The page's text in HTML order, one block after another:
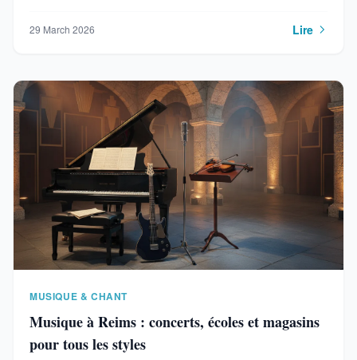
29 March 2026 Lire
MUSIQUE & CHANT
Musique à Reims : concerts, écoles et magasins
pour tous les styles